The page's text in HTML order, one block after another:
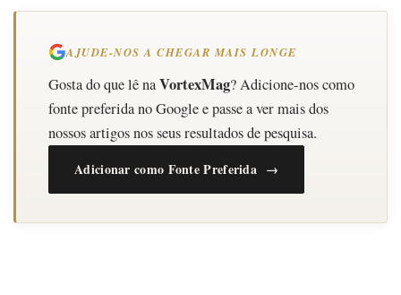
AJUDE-NOS A CHEGAR MAIS LONGE
Gosta do que lê naVortexMag? Adicione-nos como
fonte preferida no Google e passe a ver mais dos
nossos artigos nos seus resultados de pesquisa.
Adicionar como Fonte Preferida →